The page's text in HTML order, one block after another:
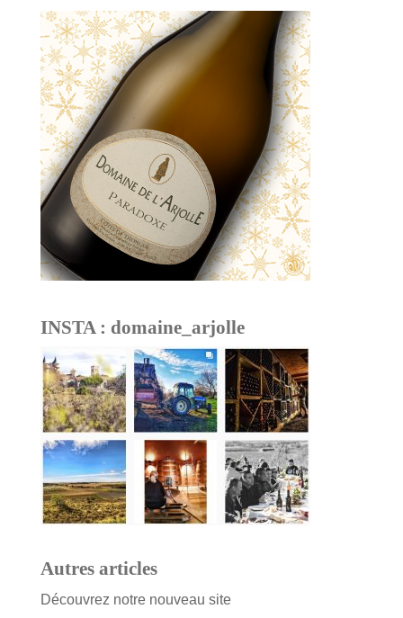
INSTA : domaine_arjolle
Autres articles
Découvrez notre nouveau site